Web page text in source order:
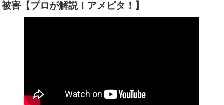
被害【プロが解説！アメピタ！】